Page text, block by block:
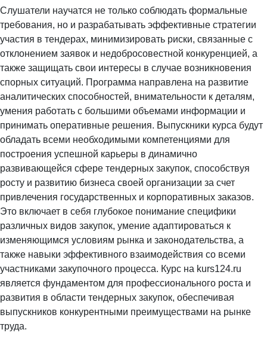
Слушатели научатся не только соблюдать формальные
требования, но и разрабатывать эффективные стратегии
участия в тендерах, минимизировать риски, связанные с
отклонением заявок и недобросовестной конкуренцией, а
также защищать свои интересы в случае возникновения
спорных ситуаций. Программа направлена на развитие
аналитических способностей, внимательности к деталям,
умения работать с большими объемами информации и
принимать оперативные решения. Выпускники курса будут
обладать всеми необходимыми компетенциями для
построения успешной карьеры в динамично
развивающейся сфере тендерных закупок, способствуя
росту и развитию бизнеса своей организации за счет
привлечения государственных и корпоративных заказов.
Это включает в себя глубокое понимание специфики
различных видов закупок, умение адаптироваться к
изменяющимся условиям рынка и законодательства, а
также навыки эффективного взаимодействия со всеми
участниками закупочного процесса. Курс на kurs124.ru
является фундаментом для профессионального роста и
развития в области тендерных закупок, обеспечивая
выпускников конкурентными преимуществами на рынке
труда.